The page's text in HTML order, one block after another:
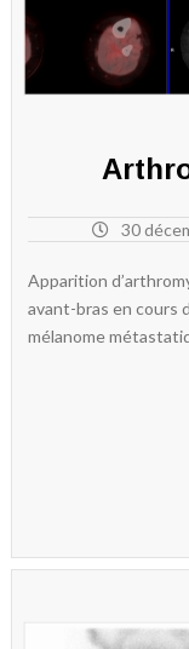
30
Apparition
avant-bras en cours
mélanome